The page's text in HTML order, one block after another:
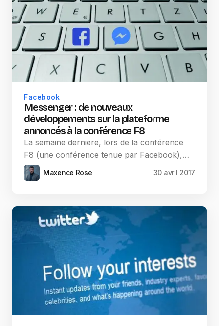
Facebook
Messenger : de nouveaux
développements sur la plateforme
annoncés à la conférence F8
La semaine dernière, lors de la conférence
F8 (une conférence tenue par Facebook),…
Maxence Rose 30 avril 2017